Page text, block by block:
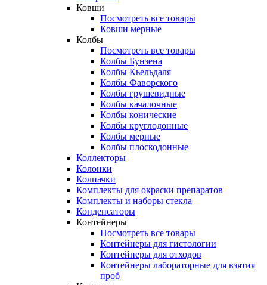
Ковши
Посмотреть все товары
Ковши мерные
Колбы
Посмотреть все товары
Колбы Бунзена
Колбы Кьельдаля
Колбы Фаворского
Колбы грушевидные
Колбы качалочные
Колбы конические
Колбы круглодонные
Колбы мерные
Колбы плоскодонные
Коллекторы
Колонки
Колпачки
Комплекты для окраски препаратов
Комплекты и наборы стекла
Конденсаторы
Контейнеры
Посмотреть все товары
Контейнеры для гистологии
Контейнеры для отходов
Контейнеры лабораторные для взятия
проб